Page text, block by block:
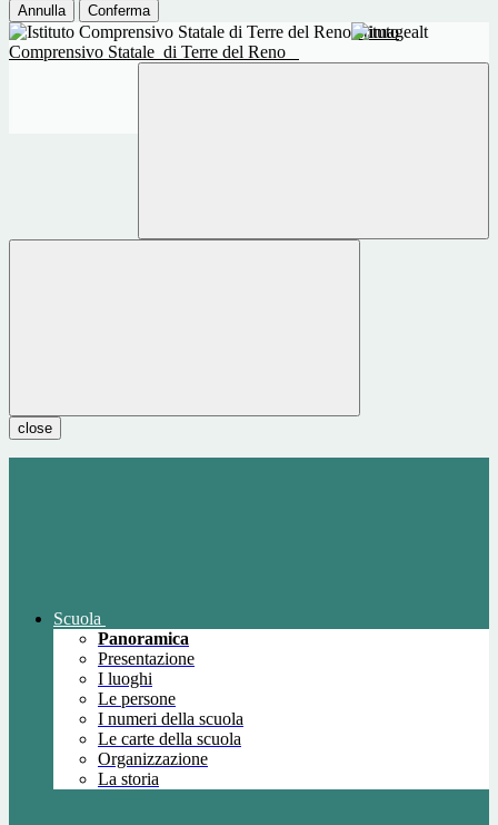
Annulla Conferma
Istituto
Comprensivo Statale di Terre del Reno
close
Scuola
Panoramica
Presentazione
I luoghi
Le persone
I numeri della scuola
Le carte della scuola
Organizzazione
La storia